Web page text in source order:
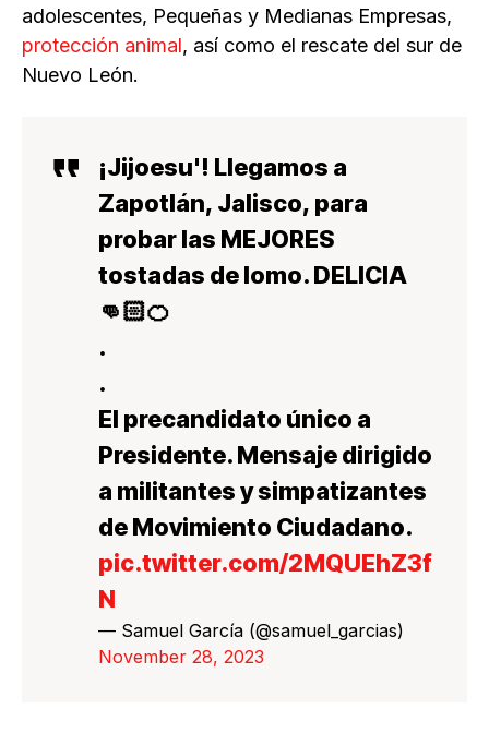
adolescentes, Pequeñas y Medianas Empresas,
protección animal, así como el rescate del sur de
Nuevo León.
¡Jijoesu'! Llegamos a
Zapotlán, Jalisco, para
probar las MEJORES
tostadas de lomo. DELICIA
👊🏻🍊
.
.
El precandidato único a
Presidente. Mensaje dirigido
a militantes y simpatizantes
de Movimiento Ciudadano.
pic.twitter.com/2MQUEhZ3f
N
— Samuel García (@samuel_garcias)
November 28, 2023